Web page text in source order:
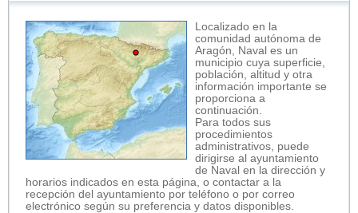
Localizado en la
comunidad autónoma de
Aragón, Naval es un
municipio cuya superficie,
población, altitud y otra
información importante se
proporciona a
continuación.
Para todos sus
procedimientos
administrativos, puede
dirigirse al ayuntamiento
de Naval en la dirección y
horarios indicados en esta página, o contactar a la
recepción del ayuntamiento por teléfono o por correo
electrónico según su preferencia y datos disponibles.